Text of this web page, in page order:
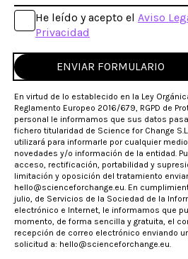
He leído y acepto el Aviso
Privacidad
En virtud de lo establecido en la Ley
Reglamento Europeo 2016/679, RGPD de
personal le informamos que sus datos
fichero titularidad de Science for Change
utilizará para informarle por cualquier
novedades y/o información de la entidad.
acceso, rectificación, portabilidad y
limitación y oposición del tratamiento
hello@scienceforchange.eu. En
julio, de Servicios de la Sociedad de la
electrónico e Internet, le informamos que
momento, de forma sencilla y gratuita, el
recepción de correo electrónico enviando
solicitud a: hello@scienceforchange.eu.